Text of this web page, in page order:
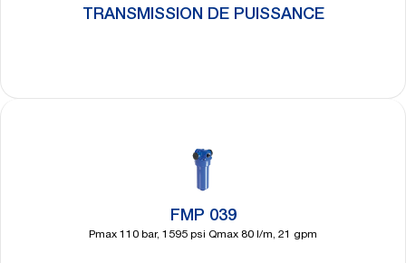
TRANSMISSION DE PUISSANCE
FMP 039
Pmax 110 bar, 1595 psi Qmax 80 l/m, 21 gpm